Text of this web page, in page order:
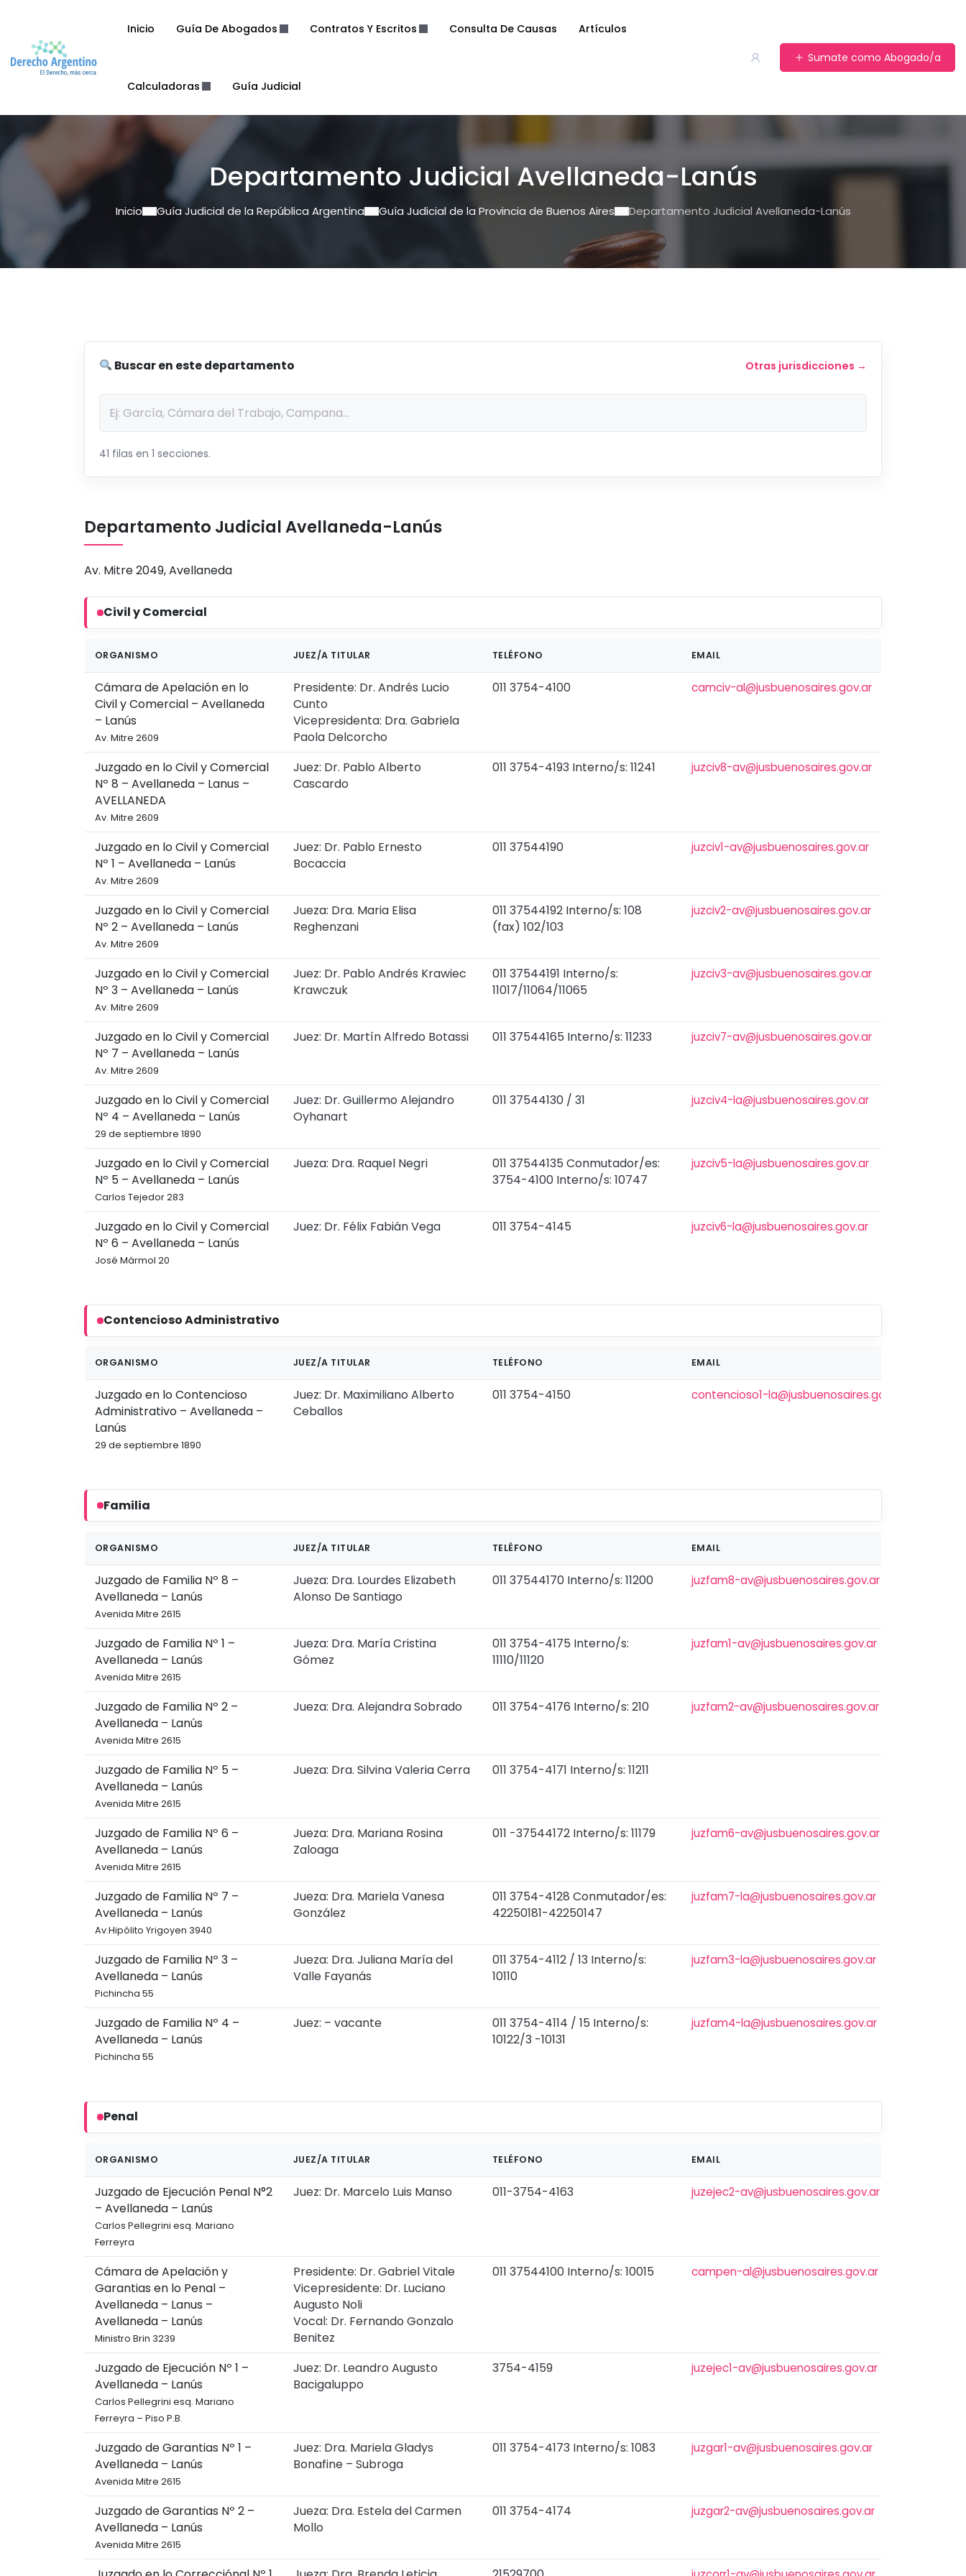
Inicio Guía De Abogados Contratos Y Escritos Consulta De Causas Artículos
Calculadoras Guía Judicial
Sumate como Abogado/a
Departamento Judicial Avellaneda-Lanús
Inicio Guía Judicial de la República Argentina Guía Judicial de la Provincia de Buenos Aires Departamento Judicial Avellaneda-Lanús
Buscar en este departamento Otras jurisdicciones →
41 filas en 1 secciones.
Departamento Judicial Avellaneda-Lanús
Av. Mitre 2049, Avellaneda
Civil y Comercial
ORGANISMO JUEZ/A TITULAR TELÉFONO EMAIL
Cámara de Apelación en lo
Civil y Comercial – Avellaneda
– Lanús
Av. Mitre 2609
Presidente: Dr. Andrés Lucio
Cunto
Vicepresidenta: Dra. Gabriela
Paola Delcorcho
011 3754-4100 camciv-al@jusbuenosaires.gov.ar
Juzgado en lo Civil y Comercial
Nº 8 – Avellaneda – Lanus –
AVELLANEDA
Av. Mitre 2609
Juez: Dr. Pablo Alberto
Cascardo
011 3754-4193 Interno/s: 11241 juzciv8-av@jusbuenosaires.gov.ar
Juzgado en lo Civil y Comercial
Nº 1 – Avellaneda – Lanús
Av. Mitre 2609
Juez: Dr. Pablo Ernesto
Bocaccia
011 37544190 juzciv1-av@jusbuenosaires.gov.ar
Juzgado en lo Civil y Comercial
Nº 2 – Avellaneda – Lanús
Av. Mitre 2609
Jueza: Dra. Maria Elisa
Reghenzani
011 37544192 Interno/s: 108
(fax) 102/103
juzciv2-av@jusbuenosaires.gov.ar
Juzgado en lo Civil y Comercial
Nº 3 – Avellaneda – Lanús
Av. Mitre 2609
Juez: Dr. Pablo Andrés Krawiec
Krawczuk
011 37544191 Interno/s:
11017/11064/11065
juzciv3-av@jusbuenosaires.gov.ar
Juzgado en lo Civil y Comercial
Nº 7 – Avellaneda – Lanús
Av. Mitre 2609
Juez: Dr. Martín Alfredo Botassi 011 37544165 Interno/s: 11233 juzciv7-av@jusbuenosaires.gov.ar
Juzgado en lo Civil y Comercial
Nº 4 – Avellaneda – Lanús
29 de septiembre 1890
Juez: Dr. Guillermo Alejandro
Oyhanart
011 37544130 / 31 juzciv4-la@jusbuenosaires.gov.ar
Juzgado en lo Civil y Comercial
Nº 5 – Avellaneda – Lanús
Carlos Tejedor 283
Jueza: Dra. Raquel Negri
011 37544135 Conmutador/es:
3754-4100 Interno/s: 10747
juzciv5-la@jusbuenosaires.gov.ar
Juzgado en lo Civil y Comercial
Nº 6 – Avellaneda – Lanús
José Mármol 20
Juez: Dr. Félix Fabián Vega 011 3754-4145 juzciv6-la@jusbuenosaires.gov.ar
Contencioso Administrativo
ORGANISMO JUEZ/A TITULAR TELÉFONO EMAIL
Juzgado en lo Contencioso
Administrativo – Avellaneda –
Lanús
29 de septiembre 1890
Juez: Dr. Maximiliano Alberto
Ceballos
011 3754-4150 contencioso1-la@jusbuenosaires.gov.ar
Familia
ORGANISMO JUEZ/A TITULAR TELÉFONO EMAIL
Juzgado de Familia Nº 8 –
Avellaneda – Lanús
Avenida Mitre 2615
Jueza: Dra. Lourdes Elizabeth
Alonso De Santiago
011 37544170 Interno/s: 11200 juzfam8-av@jusbuenosaires.gov.ar
Juzgado de Familia Nº 1 –
Avellaneda – Lanús
Avenida Mitre 2615
Jueza: Dra. María Cristina
Gómez
011 3754-4175 Interno/s:
11110/11120
juzfam1-av@jusbuenosaires.gov.ar
Juzgado de Familia Nº 2 –
Avellaneda – Lanús
Avenida Mitre 2615
Jueza: Dra. Alejandra Sobrado 011 3754-4176 Interno/s: 210 juzfam2-av@jusbuenosaires.gov.ar
Juzgado de Familia Nº 5 –
Avellaneda – Lanús
Avenida Mitre 2615
Jueza: Dra. Silvina Valeria Cerra 011 3754-4171 Interno/s: 11211
Juzgado de Familia Nº 6 –
Avellaneda – Lanús
Avenida Mitre 2615
Jueza: Dra. Mariana Rosina
Zaloaga
011 -37544172 Interno/s: 11179 juzfam6-av@jusbuenosaires.gov.ar
Juzgado de Familia Nº 7 –
Avellaneda – Lanús
Av.Hipólito Yrigoyen 3940
Jueza: Dra. Mariela Vanesa
González
011 3754-4128 Conmutador/es:
42250181-42250147
juzfam7-la@jusbuenosaires.gov.ar
Juzgado de Familia Nº 3 –
Avellaneda – Lanús
Pichincha 55
Jueza: Dra. Juliana María del
Valle Fayanás
011 3754-4112 / 13 Interno/s:
10110
juzfam3-la@jusbuenosaires.gov.ar
Juzgado de Familia Nº 4 –
Avellaneda – Lanús
Pichincha 55
Juez: – vacante
011 3754-4114 / 15 Interno/s:
10122/3 -10131
juzfam4-la@jusbuenosaires.gov.ar
Penal
ORGANISMO JUEZ/A TITULAR TELÉFONO EMAIL
Juzgado de Ejecución Penal N°2
– Avellaneda – Lanús
Carlos Pellegrini esq. Mariano
Ferreyra
Juez: Dr. Marcelo Luis Manso 011-3754-4163 juzejec2-av@jusbuenosaires.gov.ar
Cámara de Apelación y
Garantias en lo Penal –
Avellaneda – Lanus –
Avellaneda – Lanús
Ministro Brin 3239
Presidente: Dr. Gabriel Vitale
Vicepresidente: Dr. Luciano
Augusto Noli
Vocal: Dr. Fernando Gonzalo
Benitez
011 37544100 Interno/s: 10015 campen-al@jusbuenosaires.gov.ar
Juzgado de Ejecución Nº 1 –
Avellaneda – Lanús
Carlos Pellegrini esq. Mariano
Ferreyra – Piso P.B.
Juez: Dr. Leandro Augusto
Bacigaluppo
3754-4159 juzejec1-av@jusbuenosaires.gov.ar
Juzgado de Garantias Nº 1 –
Avellaneda – Lanús
Avenida Mitre 2615
Juez: Dra. Mariela Gladys
Bonafine – Subroga
011 3754-4173 Interno/s: 1083 juzgar1-av@jusbuenosaires.gov.ar
Juzgado de Garantias Nº 2 –
Avellaneda – Lanús
Avenida Mitre 2615
Jueza: Dra. Estela del Carmen
Mollo
011 3754-4174 juzgar2-av@jusbuenosaires.gov.ar